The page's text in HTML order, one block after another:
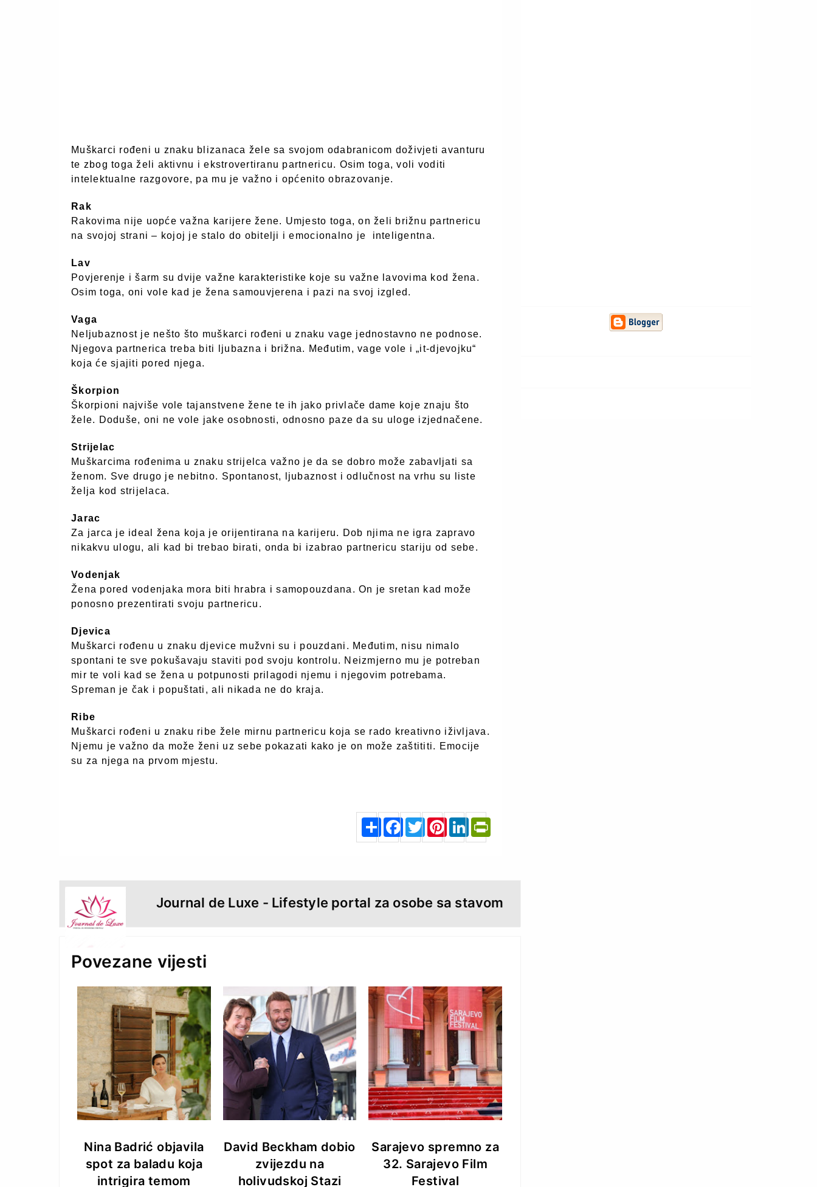
Muškarci rođeni u znaku blizanaca žele sa svojom odabranicom doživjeti avanturu
te zbog toga želi aktivnu i ekstrovertiranu partnericu. Osim toga, voli voditi
intelektualne razgovore, pa mu je važno i općenito obrazovanje.
Rak
Rakovima nije uopće važna karijere žene. Umjesto toga, on želi brižnu partnericu
na svojoj strani – kojoj je stalo do obitelji i emocionalno je
inteligentna.
Lav
Povjerenje i šarm su dvije važne karakteristike koje su važne lavovima kod žena.
Osim toga, oni vole kad je žena samouvjerena i pazi na svoj izgled.
Vaga
Neljubaznost je nešto što muškarci rođeni u znaku vage jednostavno ne podnose.
Njegova partnerica treba biti ljubazna i brižna. Međutim, vage vole i „it-djevojku“
koja će sjajiti pored njega.
Škorpion
Škorpioni najviše vole tajanstvene žene te ih jako privlače dame koje znaju što
žele. Doduše, oni ne vole jake osobnosti, odnosno paze da su uloge izjednačene.
Strijelac
Muškarcima rođenima u znaku strijelca važno je da se dobro može zabavljati sa
ženom. Sve drugo je nebitno. Spontanost, ljubaznost i odlučnost na vrhu su liste
želja kod strijelaca.
Jarac
Za jarca je ideal žena koja je orijentirana na karijeru. Dob njima ne igra zapravo
nikakvu ulogu, ali kad bi trebao birati, onda bi izabrao partnericu stariju od sebe.
Vodenjak
Žena pored vodenjaka mora biti hrabra i samopouzdana. On je sretan kad može
ponosno prezentirati svoju partnericu.
Djevica
Muškarci rođenu u znaku djevice mužvni su i pouzdani. Međutim, nisu nimalo
spontani te sve pokušavaju staviti pod svoju kontrolu. Neizmjerno mu je potreban
mir te voli kad se žena u potpunosti prilagodi njemu i njegovim potrebama.
Spreman je čak i popuštati, ali nikada ne do kraja.
Ribe
Muškarci rođeni u znaku ribe žele mirnu partnericu koja se rado kreativno iživljava.
Njemu je važno da može ženi uz sebe pokazati kako je on može zaštititi. Emocije
su za njega na prvom mjestu.
S
ha
e
F
a
b
o
o
k
T
w
e
r
P
re
s
t
L
d
I
n
Journal de Luxe - Lifestyle portal za osobe sa stavom
Povezane vijesti
Nina Badrić objavila
spot za baladu koja
intrigira temom
David Beckham dobio
zvijezdu na
holivudskoj Stazi
Sarajevo spremno za
32. Sarajevo Film
Festival